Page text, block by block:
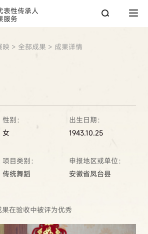
表性传承人
服务
映 > 全部成果 > 成果详情
性别：
女
出生日期：
1943.10.25
项目类别：
传统舞蹈
申报地区或单位：
安徽省凤台县
在验收中被评为优秀
国家图书馆 非遗工作